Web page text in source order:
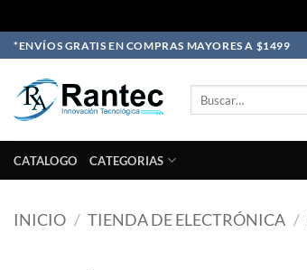
Skip
to
content
*ENVÍOS GRATIS EN COMPRAS MAYORES A $1499
CATALOGO CATEGORIAS
INICIO / TIENDA DE ELECTRÓNICA /